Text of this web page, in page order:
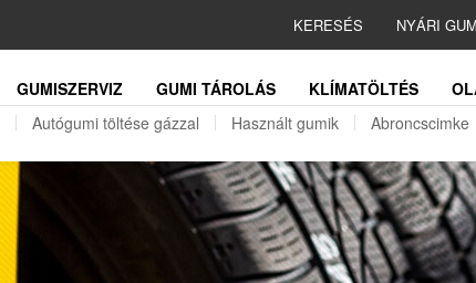
KERESÉS NYÁRI
GUMISZERVIZ GUMI TÁROLÁS KLÍMATÖLTÉS
Autógumi töltése gázzal Használt gumik Abroncscimke